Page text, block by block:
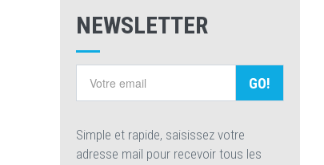
NEWSLETTER
GO!
Simple et rapide, saisissez votre
adresse mail pour recevoir tous les